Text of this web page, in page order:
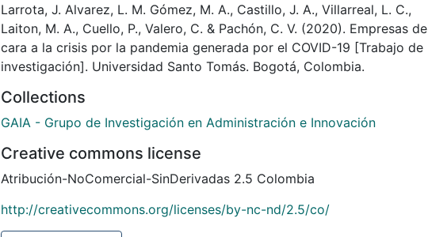
Larrota, J. Alvarez, L. M. Gómez, M. A., Castillo, J. A., Villarreal, L. C.,
Laiton, M. A., Cuello, P., Valero, C. & Pachón, C. V. (2020). Empresas de
cara a la crisis por la pandemia generada por el COVID-19 [Trabajo de
investigación]. Universidad Santo Tomás. Bogotá, Colombia.
Collections
GAIA - Grupo de Investigación en Administración e Innovación
Creative commons license
Atribución-NoComercial-SinDerivadas 2.5 Colombia
http://creativecommons.org/licenses/by-nc-nd/2.5/co/